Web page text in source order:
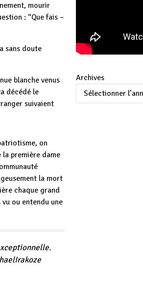
mourir
: “Que fais –
sans doute
blanche venus
décédé le
suivaient
on
première dame
la mort
chaque grand
ou entendu une
Archives